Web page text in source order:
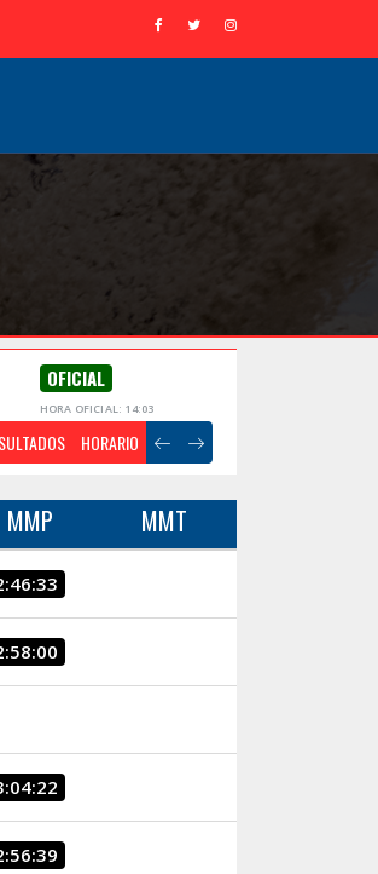
OFICIAL
HORA OFICIAL: 14:03
HORARIO
MMP MMT